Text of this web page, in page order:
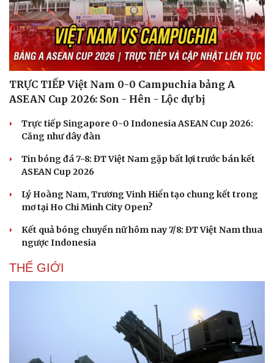
Cây thuốc
Đời sống
Nhà đẹp
Blog
TRỰC TIẾP Việt Nam 0-0 Campuchia bảng A
ASEAN Cup 2026: Son - Hên - Lộc dự bị
Trực tiếp Singapore 0-0 Indonesia ASEAN Cup 2026:
Căng như dây đàn
Tin bóng đá 7-8: ĐT Việt Nam gặp bất lợi trước bán kết
ASEAN Cup 2026
Lý Hoàng Nam, Trương Vinh Hiển tạo chung kết trong
mơ tại Ho Chi Minh City Open?
Kết quả bóng chuyền nữ hôm nay 7/8: ĐT Việt Nam thua
ngược Indonesia
THẾ GIỚI